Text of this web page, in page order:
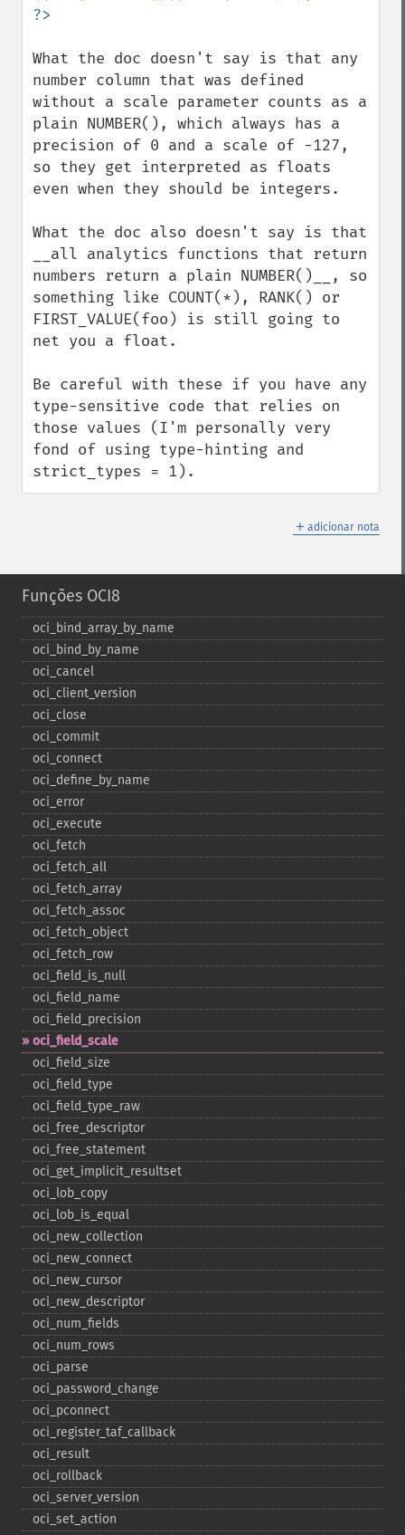
What the doc doesn't say is that any
number column that was defined
without a scale parameter counts as a
plain NUMBER(), which always has a
precision of 0 and a scale of -127,
so they get interpreted as floats
even when they should be integers.
What the doc also doesn't say is that
__all analytics functions that return
numbers return a plain NUMBER()__, so
something like COUNT(*), RANK() or
FIRST_VALUE(foo) is still going to
net you a float.
Be careful with these if you have any
type-sensitive code that relies on
those values (I'm personally very
fond of using type-hinting and
strict_types = 1).
＋ adicionar nota
Funções OCI8
oci_​bind_​array_​by_​name
oci_​bind_​by_​name
oci_​cancel
oci_​client_​version
oci_​close
oci_​commit
oci_​connect
oci_​define_​by_​name
oci_​error
oci_​execute
oci_​fetch
oci_​fetch_​all
oci_​fetch_​array
oci_​fetch_​assoc
oci_​fetch_​object
oci_​fetch_​row
oci_​field_​is_​null
oci_​field_​name
oci_​field_​precision
oci_​field_​scale
oci_​field_​size
oci_​field_​type
oci_​field_​type_​raw
oci_​free_​descriptor
oci_​free_​statement
oci_​get_​implicit_​resultset
oci_​lob_​copy
oci_​lob_​is_​equal
oci_​new_​collection
oci_​new_​connect
oci_​new_​cursor
oci_​new_​descriptor
oci_​num_​fields
oci_​num_​rows
oci_​parse
oci_​password_​change
oci_​pconnect
oci_​register_​taf_​callback
oci_​result
oci_​rollback
oci_​server_​version
oci_​set_​action